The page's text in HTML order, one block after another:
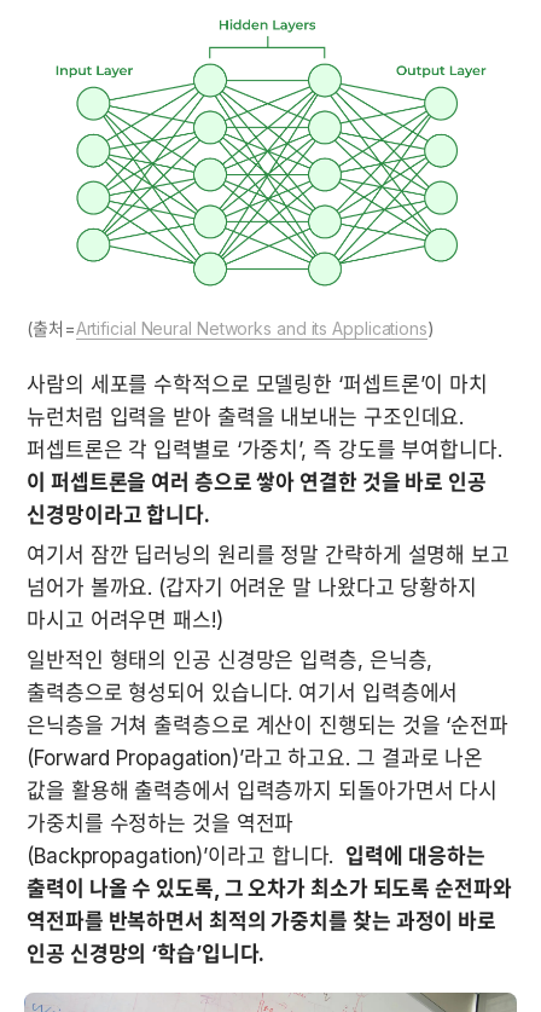
(출처=Artificial Neural Networks and its Applications)
사람의 세포를 수학적으로 모델링한 ‘퍼셉트론’이 마치
뉴런처럼 입력을 받아 출력을 내보내는 구조인데요.
이 퍼셉트론을 여러 층으로 쌓아 연결한 것을 바로 인공
신경망이라고 합니다.
여기서 잠깐 딥러닝의 원리를 정말 간략하게 설명해 보고
넘어가 볼까요. (갑자기 어려운 말 나왔다고 당황하지
마시고 어려우면 패스!)
일반적인 형태의 인공 신경망은 입력층, 은닉층,
출력층으로 형성되어 있습니다. 여기서 입력층에서
은닉층을 거쳐 출력층으로 계산이 진행되는 것을 ‘순전파
(Forward Propagation)’라고 하고요. 그 결과로 나온
값을 활용해 출력층에서 입력층까지 되돌아가면서 다시
가중치를 수정하는 것을 역전파
(Backpropagation)’이라고 합니다. 입력에 대응하는
출력이 나올 수 있도록, 그 오차가 최소가 되도록 순전파와
역전파를 반복하면서 최적의 가중치를 찾는 과정이 바로
인공 신경망의 ‘학습’입니다.